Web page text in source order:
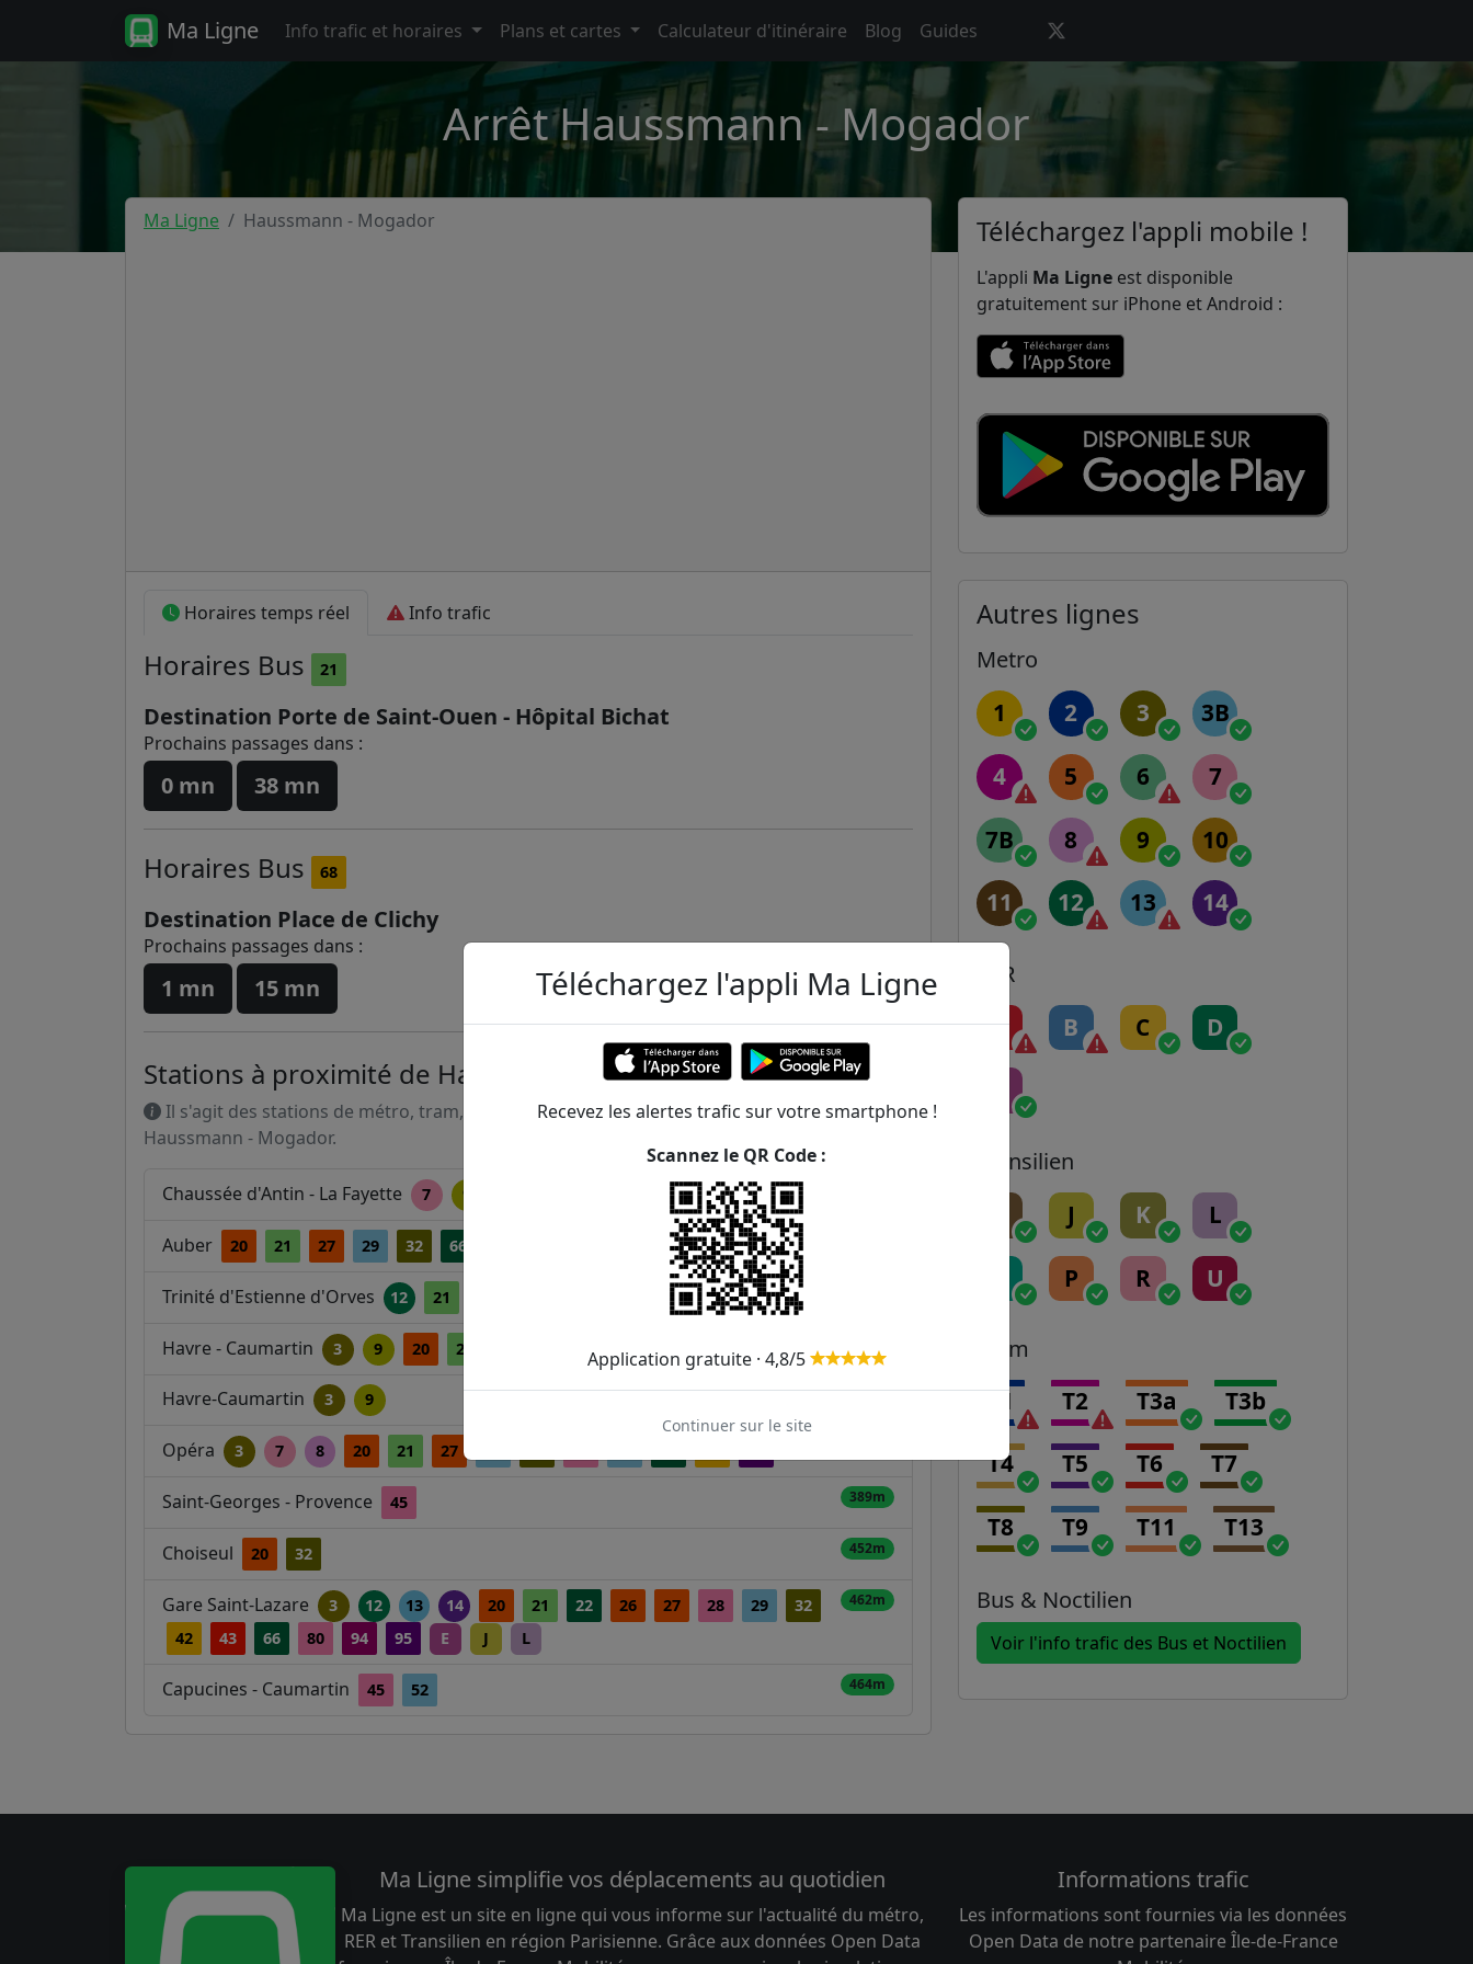
Ma Ligne Info trafic et horaires Plans et cartes Calculateur d'itinéraire Blog Guides
Arrêt Haussmann - Mogador
Ma Ligne Haussmann - Mogador
Horaires temps réel Info trafic
Horaires Bus 21
Destination Porte de Saint-Ouen - Hôpital Bichat
Prochains passages dans :
0 mn 38 mn
Horaires Bus 68
Destination Place de Clichy
Prochains passages dans :
1 mn 15 mn
Stations à proximité de Haussmann - Mogador
Il s'agit des stations de métro, tram, RER et transilien situées à moins de 1km de la gare
Haussmann - Mogador.
Chaussée d'Antin - La Fayette 7 9
Auber 20 21 27 29 32 66
Trinité d'Estienne d'Orves 12 21
Havre - Caumartin 3 9 20 21 32 95
Havre-Caumartin 3 9 319m
Opéra 3 7 8 20 21 27
Saint-Georges - Provence 45 389m
Choiseul 20 32 452m
Gare Saint-Lazare 3 12 13 14 20 21 22 26 27 28 29
32
42
43 66 80 94 95 E J L
462m
Capucines - Caumartin 45 52 464m
Téléchargez l'appli mobile !
L'appli Ma Ligne est disponible
gratuitement sur iPhone et Android :
Autres lignes
Metro
1 2 3 3B
4 5 6 7
7B 8 9 10
11 12 13 14
RER
A B C D
Transilien
J K L
P R U
Tram
T1 T2 T3a T3b
T4 T5 T6 T7
T8 T9 T11 T13
Bus & Noctilien
Voir l'info trafic des Bus et Noctilien
Ma Ligne simplifie vos déplacements au quotidien
Ma Ligne est un site en ligne qui vous informe sur l'actualité du métro,
RER et Transilien en région Parisienne. Grâce aux données Open Data
Informations trafic
Les informations sont fournies via les données
Open Data de notre partenaire Île-de-France
Téléchargez l'appli Ma Ligne
Recevez les alertes trafic sur votre smartphone !
Scannez le QR Code :
Application gratuite · 4,8/5
Continuer sur le site